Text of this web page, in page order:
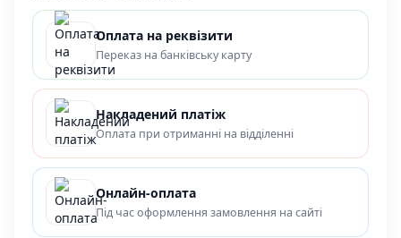
Оплата на реквізити
Переказ на банківську карту
Накладений платіж
Оплата при отриманні на відділенні
Онлайн-оплата
Під час оформлення замовлення на сайті